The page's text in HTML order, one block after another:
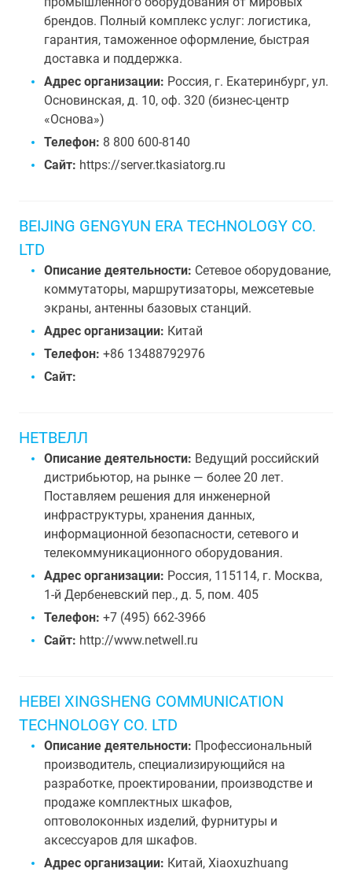
брендов. Полный комплекс услуг: логистика,
гарантия, таможенное оформление, быстрая
доставка и поддержка.
Адрес организации: Россия, г. Екатеринбург, ул.
Основинская, д. 10, оф. 320 (бизнес-центр
«Основа»)
Телефон: 8 800 600-8140
Сайт: https://server.tkasiatorg.ru
BEIJING GENGYUN ERA TECHNOLOGY CO.
LTD
Описание деятельности: Сетевое оборудование,
коммутаторы, маршрутизаторы, межсетевые
экраны, антенны базовых станций.
Адрес организации: Китай
Телефон: +86 13488792976
Сайт:
НЕТВЕЛЛ
Описание деятельности: Ведущий российский
дистрибьютор, на рынке — более 20 лет.
Поставляем решения для инженерной
инфраструктуры, хранения данных,
информационной безопасности, сетевого и
телекоммуникационного оборудования.
Адрес организации: Россия, 115114, г. Москва,
1-й Дербеневский пер., д. 5, пом. 405
Телефон: +7 (495) 662-3966
Сайт: http://www.netwell.ru
HEBEI XINGSHENG COMMUNICATION
TECHNOLOGY CO. LTD
Описание деятельности: Профессиональный
производитель, специализирующийся на
разработке, проектировании, производстве и
продаже комплектных шкафов,
оптоволоконных изделий, фурнитуры и
аксессуаров для шкафов.
Адрес организации: Китай, Xiaoxuzhuang